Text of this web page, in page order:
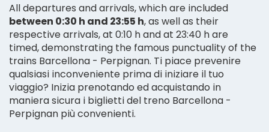
All departures and arrivals, which are included
between 0:30 h and 23:55 h, as well as their
respective arrivals, at 0:10 h and at 23:40 h are
timed, demonstrating the famous punctuality of the
trains Barcellona - Perpignan. Ti piace prevenire
qualsiasi inconveniente prima di iniziare il tuo
viaggio? Inizia prenotando ed acquistando in
maniera sicura i biglietti del treno Barcellona -
Perpignan più convenienti.